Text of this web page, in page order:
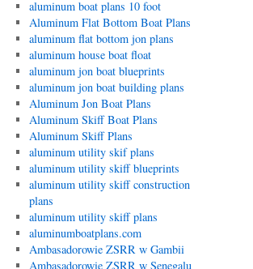
aluminum boat plans 10 foot
Aluminum Flat Bottom Boat Plans
aluminum flat bottom jon plans
aluminum house boat float
aluminum jon boat blueprints
aluminum jon boat building plans
Aluminum Jon Boat Plans
Aluminum Skiff Boat Plans
Aluminum Skiff Plans
aluminum utility skif plans
aluminum utility skiff blueprints
aluminum utility skiff construction
plans
aluminum utility skiff plans
aluminumboatplans.com
Ambasadorowie ZSRR w Gambii
Ambasadorowie ZSRR w Senegalu